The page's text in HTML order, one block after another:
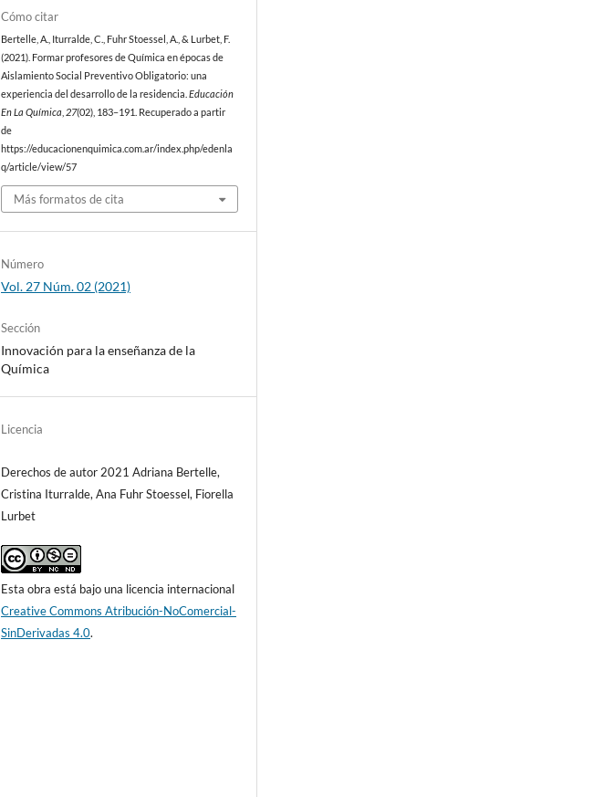
Cómo citar
Bertelle, A., Iturralde, C., Fuhr Stoessel, A., & Lurbet, F.
(2021). Formar profesores de Química en épocas de
Aislamiento Social Preventivo Obligatorio: una
experiencia del desarrollo de la residencia.Educación
En La Química 27(02), 183–191. Recuperado a partir
de
https://educacionenquimica.com.ar/index.php/edenla
q/article/view/57
Más formatos de cita
Número
Vol. 27 Núm. 02 (2021)
Sección
Innovación para la enseñanza de la
Química
Licencia
Derechos de autor 2021 Adriana Bertelle,
Cristina Iturralde, Ana Fuhr Stoessel, Fiorella
Lurbet
Esta obra está bajo una licencia internacional
Creative Commons Atribución-NoComercial-
SinDerivadas 4.0.